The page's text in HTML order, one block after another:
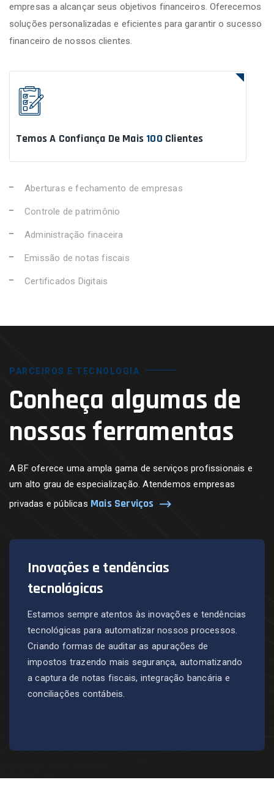
empresas a alcançar seus objetivos financeiros. Oferecemos
soluções personalizadas e eficientes para garantir o sucesso
financeiro de nossos clientes.
Temos A Confiança De Mais 100 Clientes
Aberturas e fechamento de empresas
Controle de patrimônio
Administração finaceira
Emissão de notas fiscais
Certificados Digitais
PARCEIROS E TECNOLOGIA
Conheça algumas de
nossas ferramentas
A BF oferece uma ampla gama de serviços profissionais e
um alto grau de especialização. Atendemos empresas
privadas e públicas Mais Serviços
Inovações e tendências
tecnológicas
Estamos sempre atentos às inovações e tendências
tecnológicas para automatizar nossos processos.
Criando formas de auditar as apurações de
impostos trazendo mais segurança, automatizando
a captura de notas fiscais, integração bancária e
conciliações contábeis.